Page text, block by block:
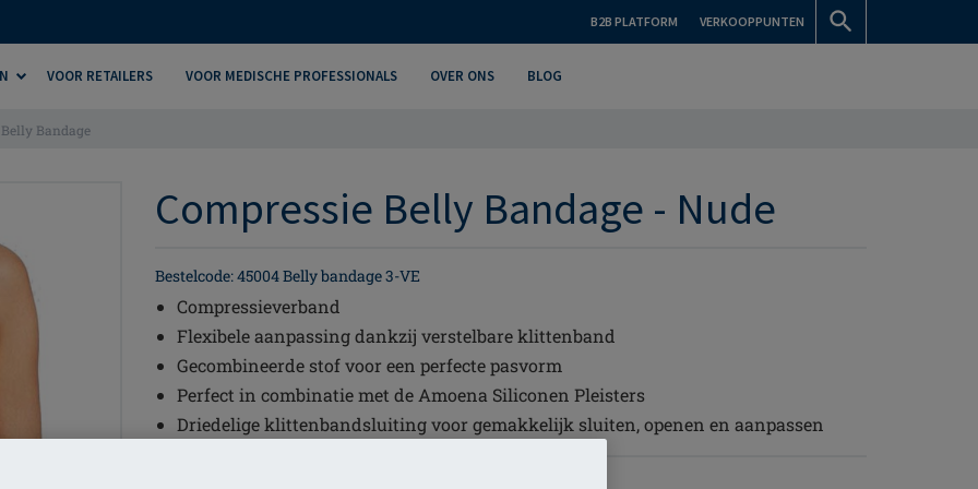
B2B PLATFORM VERKOOPPUNTEN
VOOR RETAILERS VOOR MEDISCHE PROFESSIONALS OVER ONS BLOG
Bandage
Compressie Belly Bandage - Nude
Bestelcode: 45004 Belly bandage 3-VE
Compressieverband
Flexibele aanpassing dankzij verstelbare klittenband
Gecombineerde stof voor een perfecte pasvorm
Perfect in combinatie met de Amoena Siliconen Pleisters
Driedelige klittenbandsluiting voor gemakkelijk sluiten, openen en aanpassen